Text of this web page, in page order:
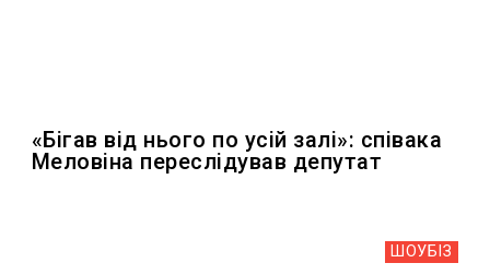
«Бігав від нього по усій залі»: співака
Меловіна переслідував депутат
ШОУБIЗ